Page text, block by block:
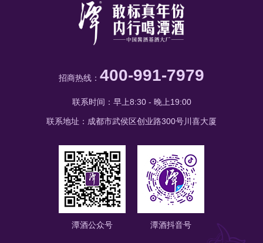
招商热线： 400-991-7979
联系时间：早上8:30 - 晚上19:00
联系地址：成都市武侯区创业路300号川喜大厦
潭酒公众号 潭酒抖音号